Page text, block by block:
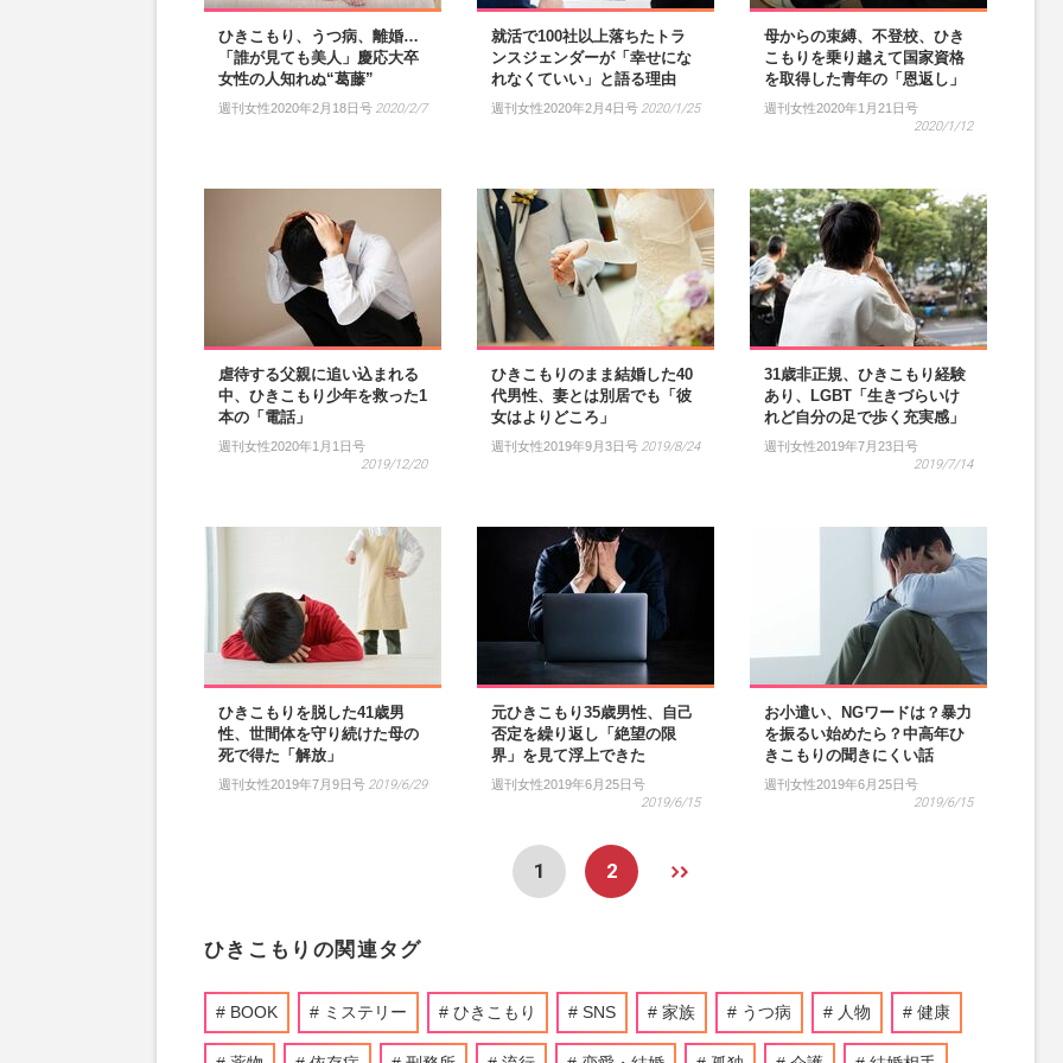
ひきこもり、うつ病、離婚…
「誰が見ても美人」慶応大卒
女性の人知れぬ“葛藤”
週刊女性2020年2月18日号 2020/2/7
就活で100社以上落ちたトラ
ンスジェンダーが「幸せにな
れなくていい」と語る理由
週刊女性2020年2月4日号 2020/1/25
母からの束縛、不登校、ひき
こもりを乗り越えて国家資格
を取得した青年の「恩返し」
週刊女性2020年1月21日号
2020/1/12
虐待する父親に追い込まれる
中、ひきこもり少年を救った1
本の「電話」
週刊女性2020年1月1日号
2019/12/20
ひきこもりのまま結婚した40
代男性、妻とは別居でも「彼
女はよりどころ」
週刊女性2019年9月3日号 2019/8/24
31歳非正規、ひきこもり経験
あり、LGBT「生きづらいけ
れど自分の足で歩く充実感」
週刊女性2019年7月23日号
2019/7/14
ひきこもりを脱した41歳男
性、世間体を守り続けた母の
死で得た「解放」
週刊女性2019年7月9日号 2019/6/29
元ひきこもり35歳男性、自己
否定を繰り返し「絶望の限
界」を見て浮上できた
週刊女性2019年6月25日号
2019/6/15
お小遣い、NGワードは？暴力
を振るい始めたら？中高年ひ
きこもりの聞きにくい話
週刊女性2019年6月25日号
2019/6/15
1 2
ひきこもりの関連タグ
BOOK ミステリー ひきこもり SNS 家族 うつ病 人物 健康